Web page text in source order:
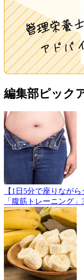
編集部ピック
【1日5分で座りなが
「腹筋トレーニング」